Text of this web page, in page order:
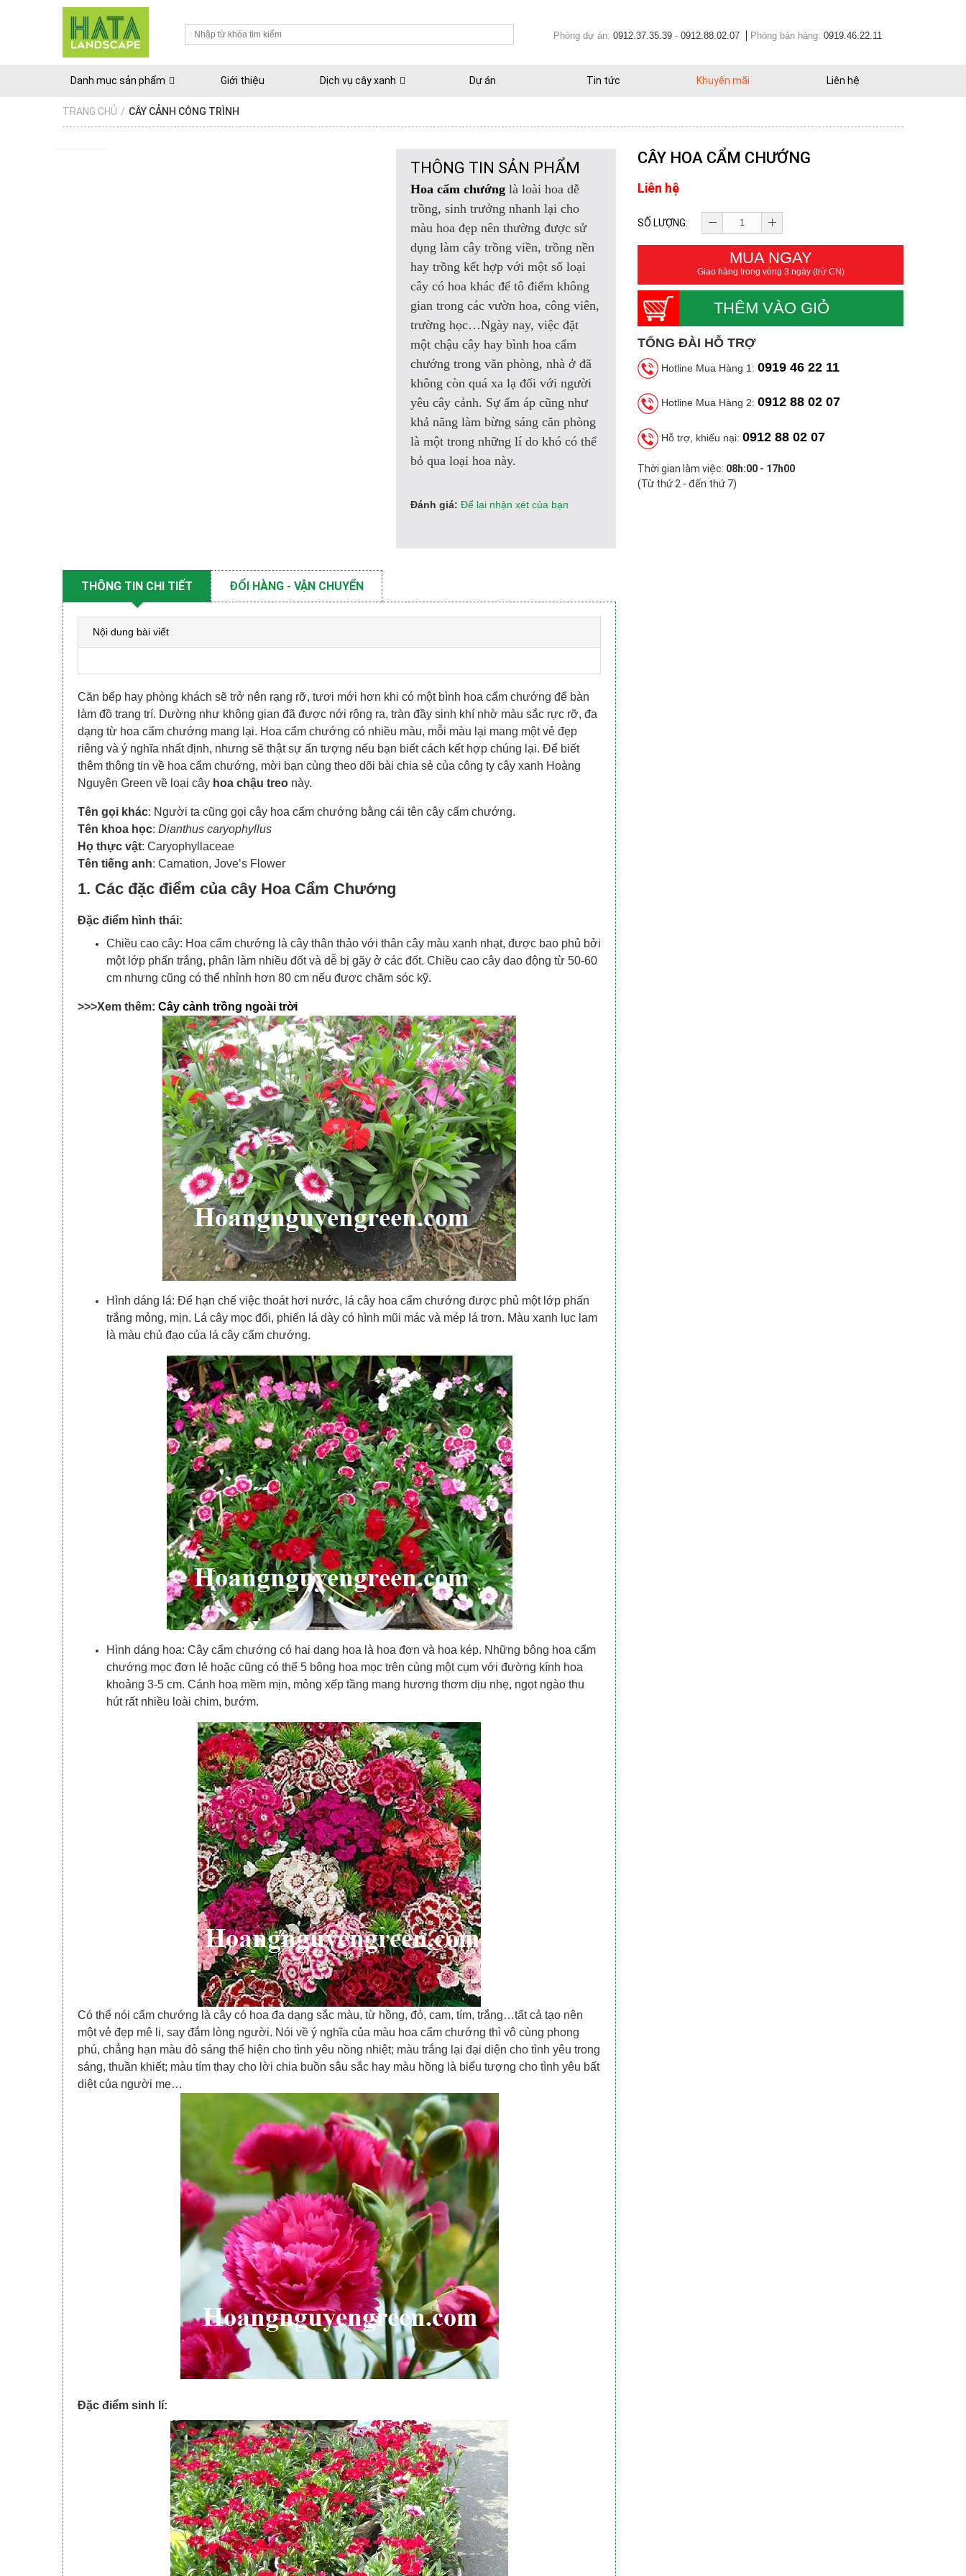
Phòng dự án: 0912.37.35.39 - 0912.88.02.07 Phòng bán hàng: 0919.46.22.11
Danh mục sản phẩm Giới thiệu Dịch vụ cây xanh Dự án Tin tức Khuyến mãi Liên hệ
TRANG CHỦ / CÂY CẢNH CÔNG TRÌNH
THÔNG TIN SẢN PHẨM
Hoa cẩm chướng là loài hoa dễ
trồng, sinh trưởng nhanh lại cho
màu hoa đẹp nên thường được sử
dụng làm cây trồng viền, trồng nền
hay trồng kết hợp với một số loại
cây có hoa khác để tô điểm không
gian trong các vườn hoa, công viên,
trường học…Ngày nay, việc đặt
một chậu cây hay bình hoa cẩm
chướng trong văn phòng, nhà ở đã
không còn quá xa lạ đối với người
yêu cây cảnh. Sự ấm áp cũng như
khả năng làm bừng sáng căn phòng
là một trong những lí do khó có thể
bỏ qua loại hoa này.
Đánh giá: Để lại nhận xét của bạn
CÂY HOA CẨM CHƯỚNG
Liên hệ
SỐ LƯỢNG:
MUA NGAY
Giao hàng trong vòng 3 ngày (trừ CN)
THÊM VÀO GIỎ
TỔNG ĐÀI HỖ TRỢ
Hotline Mua Hàng 1: 0919 46 22 11
Hotline Mua Hàng 2: 0912 88 02 07
Hỗ trợ, khiếu nại: 0912 88 02 07
Thời gian làm việc: 08h:00 - 17h00
(Từ thứ 2 - đến thứ 7)
THÔNG TIN CHI TIẾT ĐỔI HÀNG - VẬN CHUYỂN
Nội dung bài viết
Căn bếp hay phòng khách sẽ trở nên rạng rỡ, tươi mới hơn khi có một bình hoa cẩm chướng để bàn
làm đồ trang trí. Dường như không gian đã được nới rộng ra, tràn đầy sinh khí nhờ màu sắc rực rỡ, đa
dạng từ hoa cẩm chướng mang lại. Hoa cẩm chướng có nhiều màu, mỗi màu lại mang một vẻ đẹp
riêng và ý nghĩa nhất định, nhưng sẽ thật sự ấn tượng nếu bạn biết cách kết hợp chúng lại. Để biết
thêm thông tin về hoa cẩm chướng, mời bạn cùng theo dõi bài chia sẻ của công ty cây xanh Hoàng
Nguyên Green về loại cây hoa chậu treo này.
Tên gọi khác: Người ta cũng gọi cây hoa cẩm chướng bằng cái tên cây cẩm chướng.
Tên khoa học: Dianthus caryophyllus
Họ thực vật: Caryophyllaceae
Tên tiếng anh: Carnation, Jove’s Flower
1. Các đặc điểm của cây Hoa Cẩm Chướng
Đặc điểm hình thái:
Chiều cao cây: Hoa cẩm chướng là cây thân thảo với thân cây màu xanh nhạt, được bao phủ bởi
một lớp phấn trắng, phân làm nhiều đốt và dễ bị gãy ở các đốt. Chiều cao cây dao động từ 50-60
cm nhưng cũng có thể nhỉnh hơn 80 cm nếu được chăm sóc kỹ.
>>>Xem thêm: Cây cảnh trồng ngoài trời
Hình dáng lá: Để hạn chế việc thoát hơi nước, lá cây hoa cẩm chướng được phủ một lớp phấn
trắng mỏng, mịn. Lá cây mọc đối, phiến lá dày có hình mũi mác và mép lá trơn. Màu xanh lục lam
là màu chủ đạo của lá cây cẩm chướng.
Hình dáng hoa: Cây cẩm chướng có hai dạng hoa là hoa đơn và hoa kép. Những bông hoa cẩm
chướng mọc đơn lẻ hoặc cũng có thể 5 bông hoa mọc trên cùng một cụm với đường kính hoa
khoảng 3-5 cm. Cánh hoa mềm mịn, mỏng xếp tầng mang hương thơm dịu nhẹ, ngọt ngào thu
hút rất nhiều loài chim, bướm.
Có thể nói cẩm chướng là cây có hoa đa dạng sắc màu, từ hồng, đỏ, cam, tím, trắng…tất cả tạo nên
một vẻ đẹp mê li, say đắm lòng người. Nói về ý nghĩa của màu hoa cẩm chướng thì vô cùng phong
phú, chẳng hạn màu đỏ sáng thể hiện cho tình yêu nồng nhiệt; màu trắng lại đại diện cho tình yêu trong
sáng, thuần khiết; màu tím thay cho lời chia buồn sâu sắc hay màu hồng là biểu tượng cho tình yêu bất
diệt của người mẹ…
Đặc điểm sinh lí: